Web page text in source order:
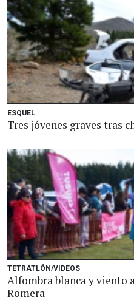
ESQUEL
Tres jóvenes graves tras
TETRATLÓN/VIDEOS
Alfombra blanca y viento
Romera